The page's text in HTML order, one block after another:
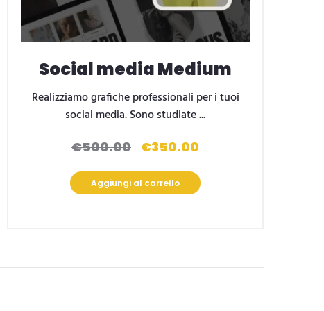
Social media Medium
Realizziamo grafiche professionali per i tuoi
social media. Sono studiate ...
€500.00
Il
originale
era:
€350.00
attuale
Aggiungi al carrello